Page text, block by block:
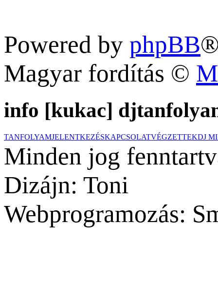
Powered by phpBB
Magyar fordítás ©
info [kukac]
TANFOLYAMJELENTKEZÉSKAPCSOLATVÉGZETTEKDJ
Minden jog
Dizájn: Toni
Webprogramozás: